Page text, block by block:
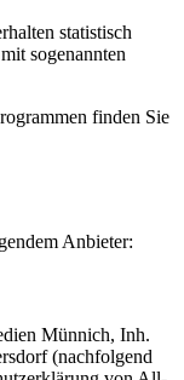
statistisch
sogenannten
finden Sie
Anbieter:
Münnich, Inh.
(nachfolgend